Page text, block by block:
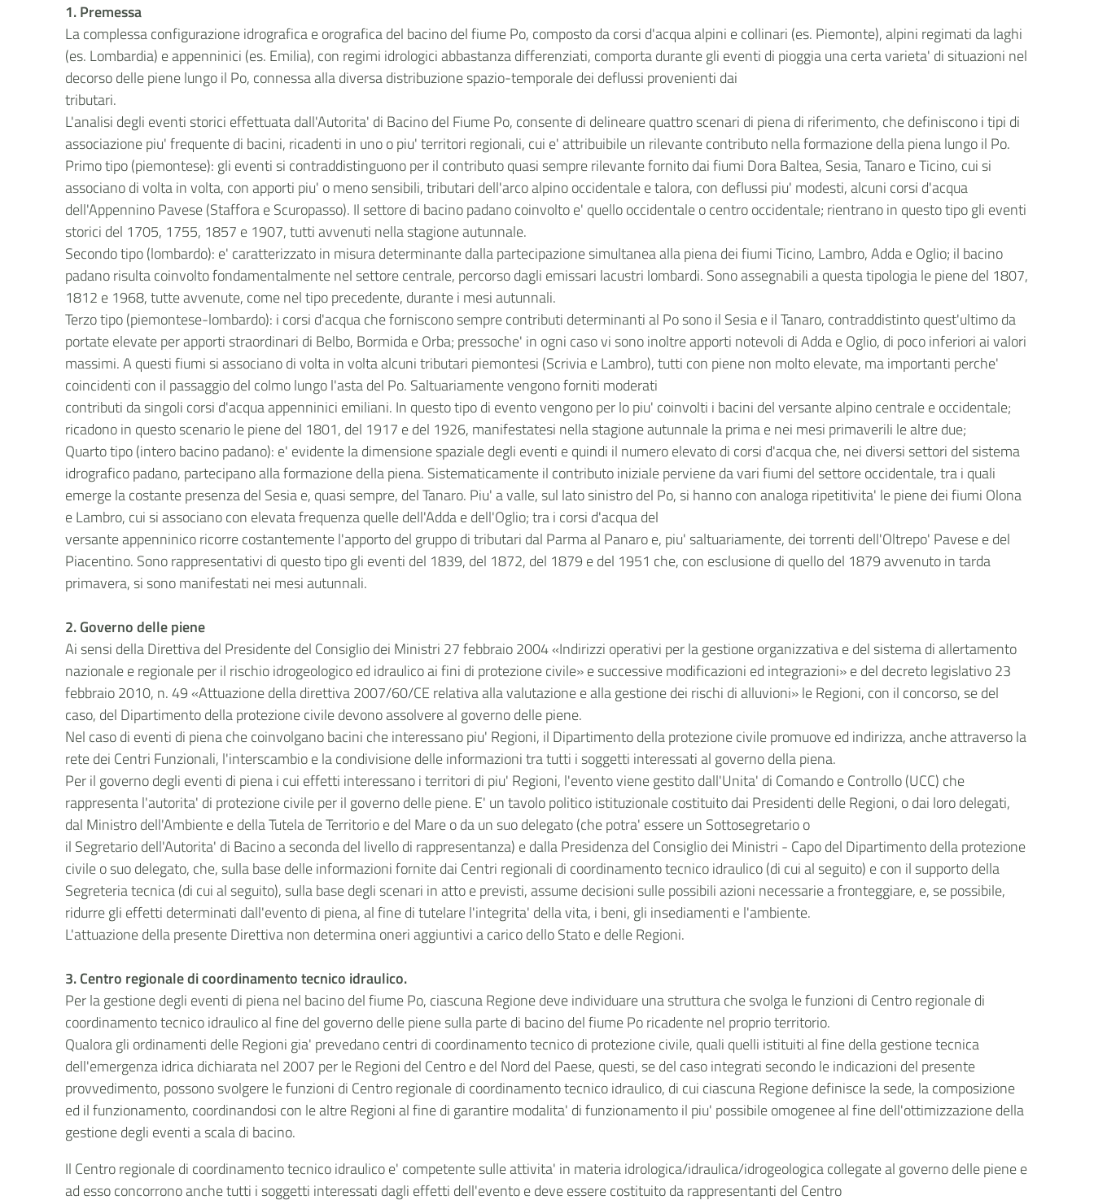
1.Premessa
La complessa configurazione idrografica e orografica del bacino del fiume Po, composto da corsi d'acqua alpini e collinari (es. Piemonte), alpini regimati da laghi
(es. Lombardia) e appenninici (es. Emilia), con regimi idrologici abbastanza differenziati, comporta durante gli eventi di pioggia una certa varieta' di situazioni nel
decorso delle piene lungo il Po, connessa alla diversa distribuzione spazio-temporale dei deflussi provenienti dai
tributari.
L'analisi degli eventi storici effettuata dall'Autorita' di Bacino del Fiume Po, consente di delineare quattro scenari di piena di riferimento, che definiscono i tipi di
associazione piu' frequente di bacini, ricadenti in uno o piu' territori regionali, cui e' attribuibile un rilevante contributo nella formazione della piena lungo il Po.
Primo tipo (piemontese): gli eventi si contraddistinguono per il contributo quasi sempre rilevante fornito dai fiumi Dora Baltea, Sesia, Tanaro e Ticino, cui si
associano di volta in volta, con apporti piu' o meno sensibili, tributari dell'arco alpino occidentale e talora, con deflussi piu' modesti, alcuni corsi d'acqua
dell'Appennino Pavese (Staffora e Scuropasso). Il settore di bacino padano coinvolto e' quello occidentale o centro occidentale; rientrano in questo tipo gli eventi
storici del 1705, 1755, 1857 e 1907, tutti avvenuti nella stagione autunnale.
Secondo tipo (lombardo): e' caratterizzato in misura determinante dalla partecipazione simultanea alla piena dei fiumi Ticino, Lambro, Adda e Oglio; il bacino
padano risulta coinvolto fondamentalmente nel settore centrale, percorso dagli emissari lacustri lombardi. Sono assegnabili a questa tipologia le piene del 1807,
1812 e 1968, tutte avvenute, come nel tipo precedente, durante i mesi autunnali.
Terzo tipo (piemontese-lombardo): i corsi d'acqua che forniscono sempre contributi determinanti al Po sono il Sesia e il Tanaro, contraddistinto quest'ultimo da
portate elevate per apporti straordinari di Belbo, Bormida e Orba; pressoche' in ogni caso vi sono inoltre apporti notevoli di Adda e Oglio, di poco inferiori ai valori
massimi. A questi fiumi si associano di volta in volta alcuni tributari piemontesi (Scrivia e Lambro), tutti con piene non molto elevate, ma importanti perche'
coincidenti con il passaggio del colmo lungo l'asta del Po. Saltuariamente vengono forniti moderati
contributi da singoli corsi d'acqua appenninici emiliani. In questo tipo di evento vengono per lo piu' coinvolti i bacini del versante alpino centrale e occidentale;
ricadono in questo scenario le piene del 1801, del 1917 e del 1926, manifestatesi nella stagione autunnale la prima e nei mesi primaverili le altre due;
Quarto tipo (intero bacino padano): e' evidente la dimensione spaziale degli eventi e quindi il numero elevato di corsi d'acqua che, nei diversi settori del sistema
idrografico padano, partecipano alla formazione della piena. Sistematicamente il contributo iniziale perviene da vari fiumi del settore occidentale, tra i quali
emerge la costante presenza del Sesia e, quasi sempre, del Tanaro. Piu' a valle, sul lato sinistro del Po, si hanno con analoga ripetitivita' le piene dei fiumi Olona
e Lambro, cui si associano con elevata frequenza quelle dell'Adda e dell'Oglio; tra i corsi d'acqua del
versante appenninico ricorre costantemente l'apporto del gruppo di tributari dal Parma al Panaro e, piu' saltuariamente, dei torrenti dell'Oltrepo' Pavese e del
Piacentino. Sono rappresentativi di questo tipo gli eventi del 1839, del 1872, del 1879 e del 1951 che, con esclusione di quello del 1879 avvenuto in tarda
primavera, si sono manifestati nei mesi autunnali.
2.Governo delle piene
Ai sensi della Direttiva del Presidente del Consiglio dei Ministri 27 febbraio 2004 «Indirizzi operativi per la gestione organizzativa e del sistema di allertamento
nazionale e regionale per il rischio idrogeologico ed idraulico ai fini di protezione civile» e successive modificazioni ed integrazioni» e del decreto legislativo 23
febbraio 2010, n. 49 «Attuazione della direttiva 2007/60/CE relativa alla valutazione e alla gestione dei rischi di alluvioni» le Regioni, con il concorso, se del
caso, del Dipartimento della protezione civile devono assolvere al governo delle piene.
Nel caso di eventi di piena che coinvolgano bacini che interessano piu' Regioni, il Dipartimento della protezione civile promuove ed indirizza, anche attraverso la
rete dei Centri Funzionali, l'interscambio e la condivisione delle informazioni tra tutti i soggetti interessati al governo della piena.
Per il governo degli eventi di piena i cui effetti interessano i territori di piu' Regioni, l'evento viene gestito dall'Unita' di Comando e Controllo (UCC) che
rappresenta l'autorita' di protezione civile per il governo delle piene. E' un tavolo politico istituzionale costituito dai Presidenti delle Regioni, o dai loro delegati,
dal Ministro dell'Ambiente e della Tutela de Territorio e del Mare o da un suo delegato (che potra' essere un Sottosegretario o
il Segretario dell'Autorita' di Bacino a seconda del livello di rappresentanza) e dalla Presidenza del Consiglio dei Ministri - Capo del Dipartimento della protezione
civile o suo delegato, che, sulla base delle informazioni fornite dai Centri regionali di coordinamento tecnico idraulico (di cui al seguito) e con il supporto della
Segreteria tecnica (di cui al seguito), sulla base degli scenari in atto e previsti, assume decisioni sulle possibili azioni necessarie a fronteggiare, e, se possibile,
ridurre gli effetti determinati dall'evento di piena, al fine di tutelare l'integrita' della vita, i beni, gli insediamenti e l'ambiente.
L'attuazione della presente Direttiva non determina oneri aggiuntivi a carico dello Stato e delle Regioni.
3. Centro regionale di coordinamento tecnico idraulico.
Per la gestione degli eventi di piena nel bacino del fiume Po, ciascuna Regione deve individuare una struttura che svolga le funzioni di Centro regionale di
coordinamento tecnico idraulico al fine del governo delle piene sulla parte di bacino del fiume Po ricadente nel proprio territorio.
Qualora gli ordinamenti delle Regioni gia' prevedano centri di coordinamento tecnico di protezione civile, quali quelli istituiti al fine della gestione tecnica
dell'emergenza idrica dichiarata nel 2007 per le Regioni del Centro e del Nord del Paese, questi, se del caso integrati secondo le indicazioni del presente
provvedimento, possono svolgere le funzioni di Centro regionale di coordinamento tecnico idraulico, di cui ciascuna Regione definisce la sede, la composizione
ed il funzionamento, coordinandosi con le altre Regioni al fine di garantire modalita' di funzionamento il piu' possibile omogenee al fine dell'ottimizzazione della
gestione degli eventi a scala di bacino.
Il Centro regionale di coordinamento tecnico idraulico e' competente sulle attivita' in materia idrologica/idraulica/idrogeologica collegate al governo delle piene e
ad esso concorrono anche tutti i soggetti interessati dagli effetti dell'evento e deve essere costituito da rappresentanti del Centro